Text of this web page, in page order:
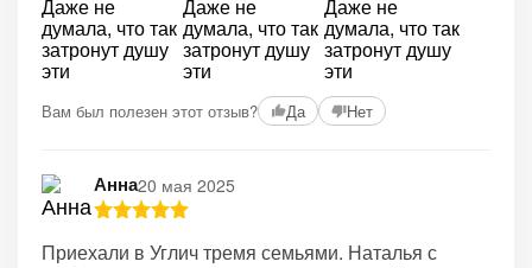
Вам был полезен этот отзыв? Да Нет
Анна20 мая 2025
Приехали в Углич тремя семьями. Наталья с